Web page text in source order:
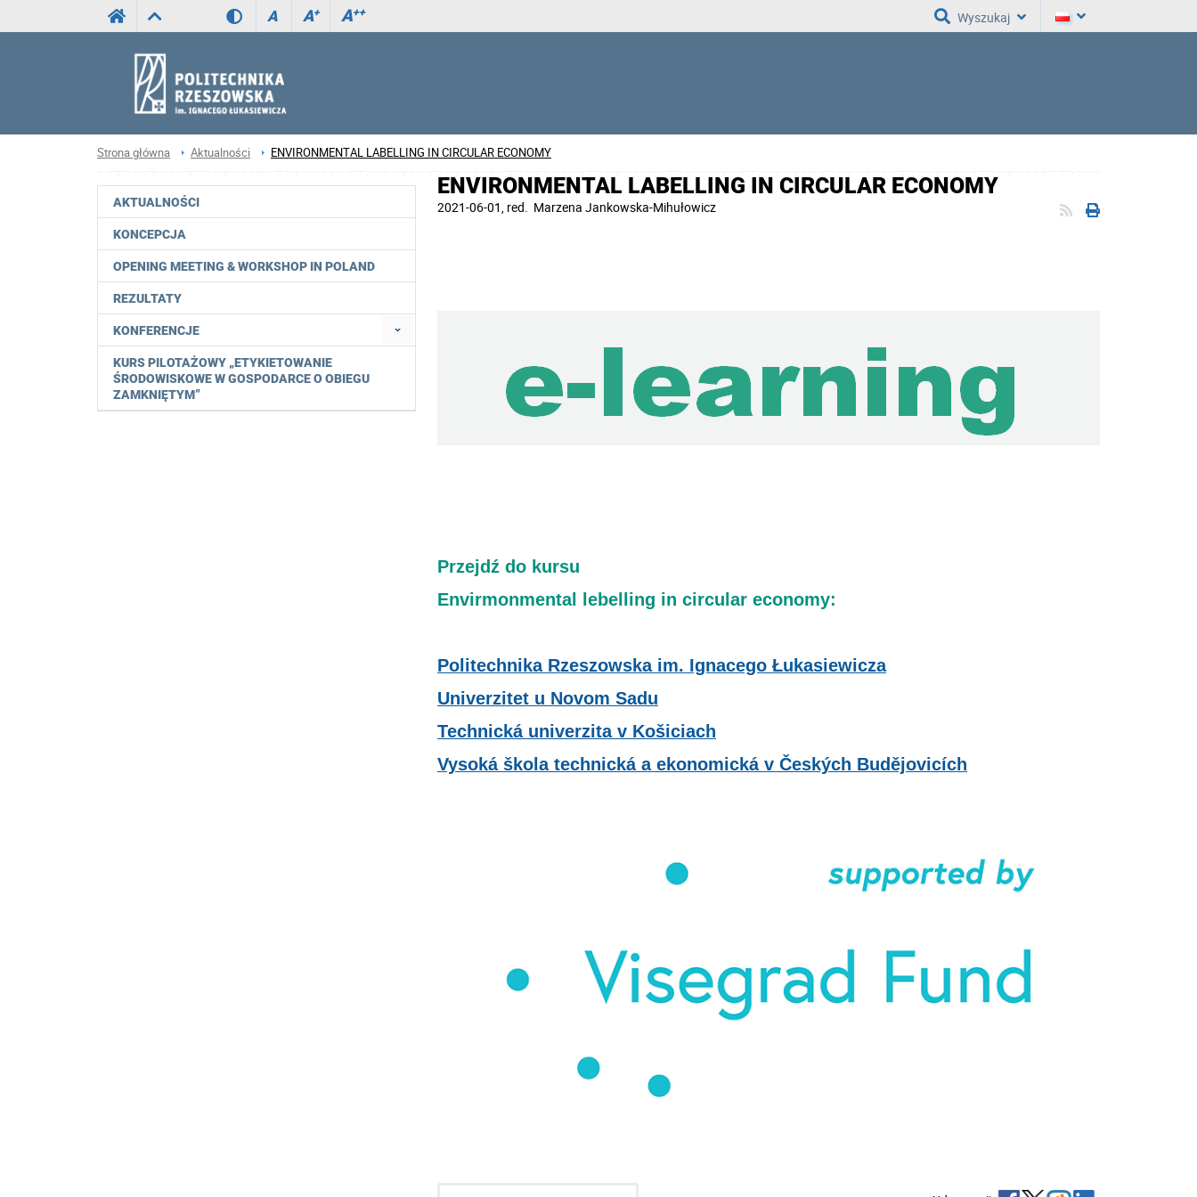
A A+ A++ Wyszukaj
Strona główna Aktualności ENVIRONMENTAL LABELLING IN CIRCULAR ECONOMY
AKTUALNOŚCI
KONCEPCJA
OPENING MEETING & WORKSHOP IN POLAND
REZULTATY
KONFERENCJE
KURS PILOTAŻOWY „ETYKIETOWANIE
ŚRODOWISKOWE W GOSPODARCE O OBIEGU
ZAMKNIĘTYM”
ENVIRONMENTAL LABELLING IN CIRCULAR ECONOMY
2021-06-01, red. Marzena Jankowska-Mihułowicz
Przejdź do kursu
Envirmonmental lebelling in circular economy:
Politechnika Rzeszowska im. Ignacego Łukasiewicza
Univerzitet u Novom Sadu
Technická univerzita v Košiciach
Vysoká škola technická a ekonomická v Českých Budějovicích